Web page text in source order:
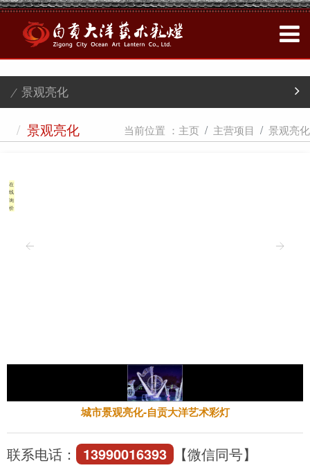
/ 景观亮化
/ 景观亮化 当前位置 ： 主页 主营项目 景观亮化
在
线
询
价
城市景观亮化-自贡大洋艺术彩灯
联系电话： 13990016393 【微信同号】